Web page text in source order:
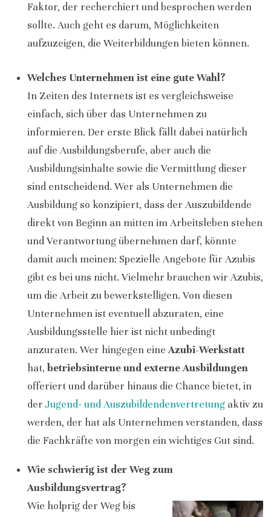
Faktor, der recherchiert und besprochen werden
sollte. Auch geht es darum, Möglichkeiten
aufzuzeigen, die Weiterbildungen bieten können.
Welches Unternehmen ist eine gute Wahl?
In Zeiten des Internets ist es vergleichsweise
einfach, sich über das Unternehmen zu
informieren. Der erste Blick fällt dabei natürlich
auf die Ausbildungsberufe, aber auch die
Ausbildungsinhalte sowie die Vermittlung dieser
sind entscheidend. Wer als Unternehmen die
Ausbildung so konzipiert, dass der Auszubildende
direkt von Beginn an mitten im Arbeitsleben stehen
und Verantwortung übernehmen darf, könnte
damit auch meinen: Spezielle Angebote für Azubis
gibt es bei uns nicht. Vielmehr brauchen wir Azubis,
um die Arbeit zu bewerkstelligen. Von diesen
Unternehmen ist eventuell abzuraten, eine
Ausbildungsstelle hier ist nicht unbedingt
anzuraten. Wer hingegen eineAzubi-Werkstatt
hat, betriebsinterne und externe Ausbildungen
offeriert und darüber hinaus die Chance bietet, in
der Jugend- und Auszubildendenvertretungaktiv zu
werden, der hat als Unternehmen verstanden, dass
die Fachkräfte von morgen ein wichtiges Gut sind.
Wie schwierig ist der Weg zum
Ausbildungsvertrag?
Wie holprig der Weg bis